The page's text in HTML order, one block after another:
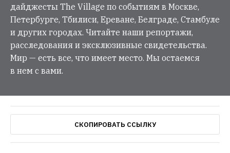
дайджесты The Village по событиям в Москве,
Петербурге, Тбилиси, Ереване, Белграде, Стамбуле
и других городах. Читайте наши репортажи,
расследования и эксклюзивные свидетельства.
Мир — есть все, что имеет место. Мы остаемся
в нем с вами.
СКОПИРОВАТЬ ССЫЛКУ